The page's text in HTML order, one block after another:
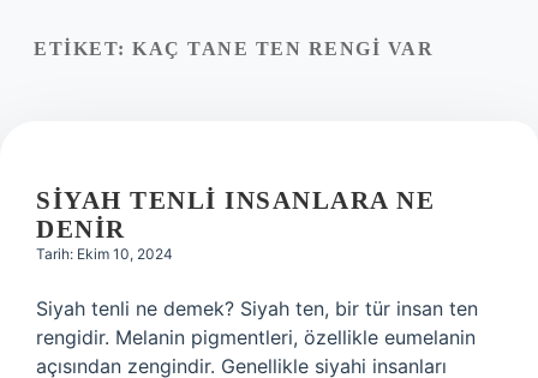
Yasal Uyarı
ETIKET: KAÇ TANE TEN RENGI VAR
SIYAH TENLI INSANLARA NE
DENIR
Tarih: Ekim 10, 2024
Siyah tenli ne demek? Siyah ten, bir tür insan ten
rengidir. Melanin pigmentleri, özellikle eumelanin
açısından zengindir. Genellikle siyahi insanları